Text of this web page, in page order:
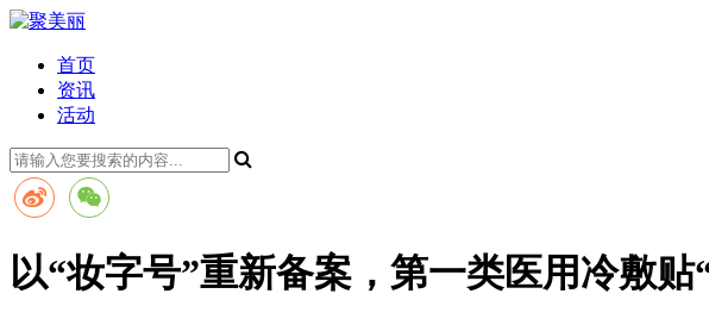
首页
资讯
活动
以“妆字号”重新备案，第一类医用冷敷贴